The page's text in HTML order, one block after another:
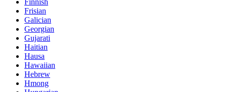
Frisian
Galician
Georgian
Gujarati
Haitian
Hausa
Hawaiian
Hebrew
Hmong